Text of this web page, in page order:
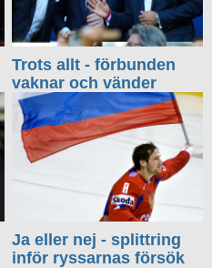
Trots allt - förbunden
vaknar och vänder
Ja eller nej - splittring
inför ryssarnas försök